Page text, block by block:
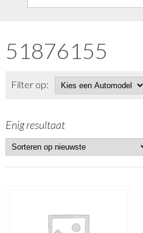
51876155
Filter op:
Enig resultaat